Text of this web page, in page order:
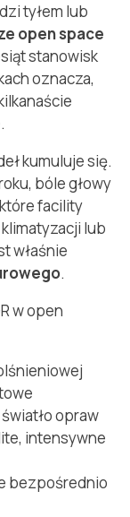
tyłem lub
open space
stanowisk
oznacza,
kumuluje się.
bóle głowy
facility
lub
właśnie
.
w open
opraw
intensywne
bezpośrednio